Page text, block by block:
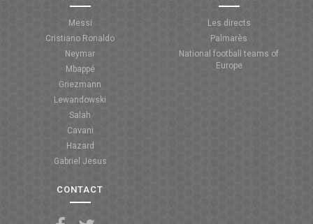
Messi
Cristiano Ronaldo
Neymar
Mbappé
Griezmann
Lewandowski
Salah
Cavani
Hazard
Gabriel Jesus
Les directs
Palmarès
National football teams of
Europe
CONTACT